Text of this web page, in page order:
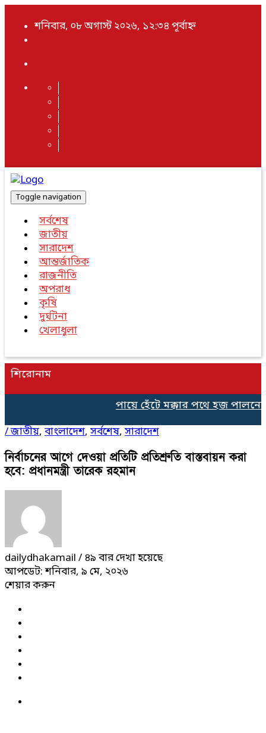
শনিবার, ০৮ অগাস্ট ২০২৬, ১২:৩৪ পূর্বাহ্ন
Toggle navigation
সর্বশেষ
জাতীয়
সারাদেশ
আন্তর্জাতিক
রাজনীতি
অপরাধ
কৃষি
দুর্ঘটনা
খেলাধুলা
শিরোনাম
পায়ে হেঁটে মক্কার পথে হজ
/জাতীয়, বাংলাদেশ, সর্বশেষ, সারাদেশ
নির্বাচনের আগে দেওয়া প্রতিটি প্রতিশ্রুতি বাস্তবায়ন করা
হবে: প্রধানমন্ত্রী তারেক রহমান
dailydhakamail / ৪৯ বার দেখা হয়েছে
আপডেট: শনিবার, ৯ মে, ২০২৬
শেয়ার করুন